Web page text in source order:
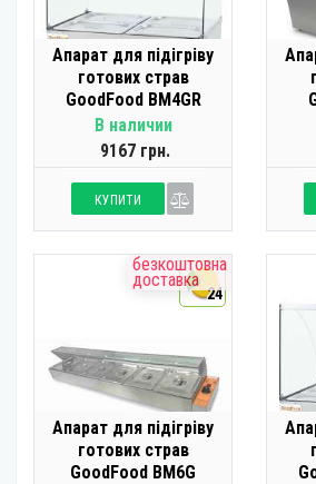
Апарат для підігріву
готових страв
GoodFood BM4GR
В наличии
9167 грн.
КУПИТИ
безкоштовна
доставка
24
Апарат для підігріву
готових страв
GoodFood BM6G